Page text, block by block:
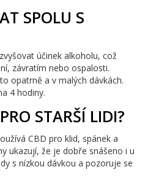
SPOLU S
účinek alkoholu, což
závratím nebo ospalosti.
opatrně a v malých dávkách.
4 hodiny.
STARŠÍ LIDI?
CBD pro klid, spánek a
ukazují, že je dobře snášeno i u
s nízkou dávkou a pozoruje se